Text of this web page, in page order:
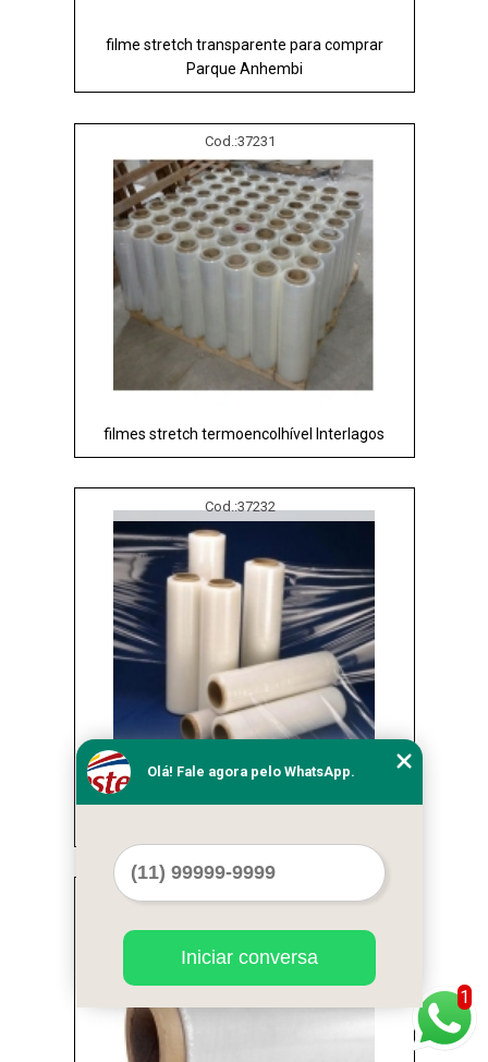
filme stretch transparente para comprar
Parque Anhembi
Cod.:37231
filmes stretch termoencolhível Interlagos
Cod.:37232
onde comprar bobina de filme stretch Santo
1
Olá! Fale agora pelo WhatsApp.
Iniciar conversa